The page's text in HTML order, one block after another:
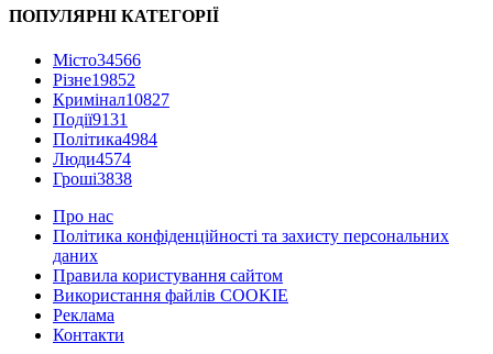
ПОПУЛЯРНІ КАТЕГОРІЇ
Місто34566
Різне19852
Кримінал10827
Події9131
Політика4984
Люди4574
Гроші3838
Про нас
Політика конфіденційності та захисту персональних
даних
Правила користування сайтом
Використання файлів COOKIE
Реклама
Контакти